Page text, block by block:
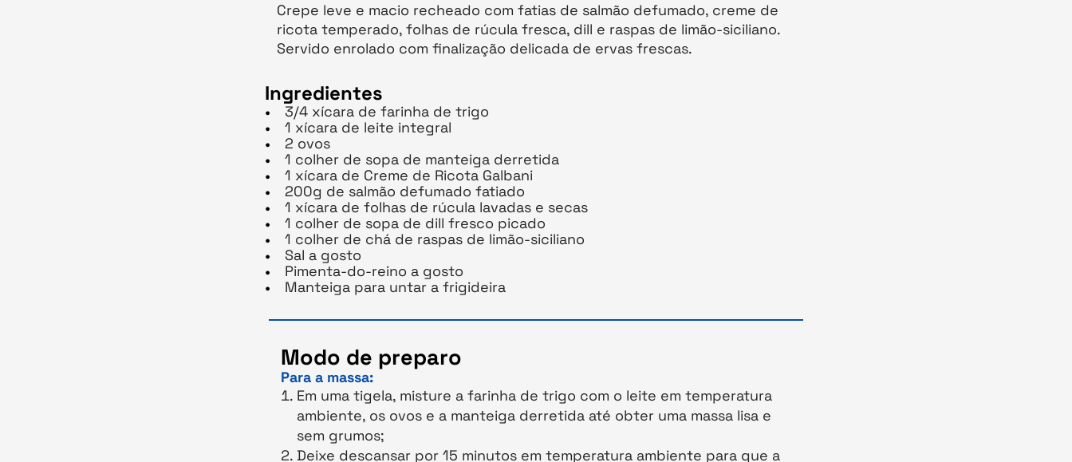
Crepe leve e macio recheado com fatias de salmão defumado, creme de
ricota temperado, folhas de rúcula fresca, dill e raspas de limão-siciliano.
Servido enrolado com finalização delicada de ervas frescas.
Ingredientes
3/4 xícara de farinha de trigo
1 xícara de leite integral
2 ovos
1 colher de sopa de manteiga derretida
1 xícara de Creme de Ricota Galbani
200g de salmão defumado fatiado
1 xícara de folhas de rúcula lavadas e secas
1 colher de sopa de dill fresco picado
1 colher de chá de raspas de limão-siciliano
Sal a gosto
Pimenta-do-reino a gosto
Manteiga para untar a frigideira
Modo de preparo
Para a massa:
Em uma tigela, misture a farinha de trigo com o leite em temperatura
ambiente, os ovos e a manteiga derretida até obter uma massa lisa e
sem grumos;
Deixe descansar por 15 minutos em temperatura ambiente para que a